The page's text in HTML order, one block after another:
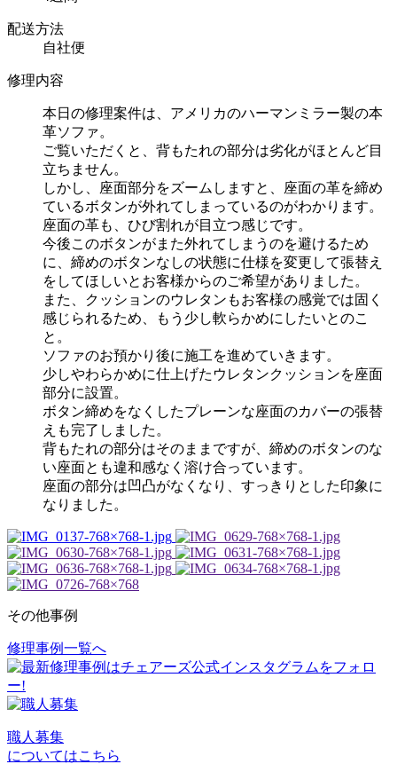
配送方法
自社便
修理内容
本日の修理案件は、アメリカのハーマンミラー製の本
革ソファ。
ご覧いただくと、背もたれの部分は劣化がほとんど目
立ちません。
しかし、座面部分をズームしますと、座面の革を締め
ているボタンが外れてしまっているのがわかります。
座面の革も、ひび割れが目立つ感じです。
今後このボタンがまた外れてしまうのを避けるため
に、締めのボタンなしの状態に仕様を変更して張替え
をしてほしいとお客様からのご希望がありました。
また、クッションのウレタンもお客様の感覚では固く
感じられるため、もう少し軟らかめにしたいとのこ
と。
ソファのお預かり後に施工を進めていきます。
少しやわらかめに仕上げたウレタンクッションを座面
部分に設置。
ボタン締めをなくしたプレーンな座面のカバーの張替
えも完了しました。
背もたれの部分はそのままですが、締めのボタンのな
い座面とも違和感なく溶け合っています。
座面の部分は凹凸がなくなり、すっきりとした印象に
なりました。
その他事例
投
稿
ナ
ビ
ゲ
修理事例一覧へ
職人募集
についてはこちら